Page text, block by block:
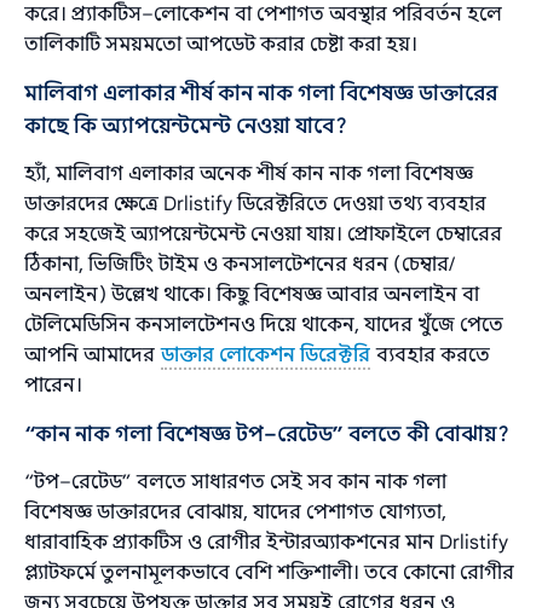
করে। প্র্যাকটিস–লোকেশন বা পেশাগত অবস্থার পরিবর্তন হলে
তালিকাটি সময়মতো আপডেট করার চেষ্টা করা হয়।
মালিবাগ এলাকার শীর্ষ কান নাক গলা বিশেষজ্ঞ ডাক্তারের
কাছে কি অ্যাপয়েন্টমেন্ট নেওয়া যাবে?
হ্যাঁ, মালিবাগ এলাকার অনেক শীর্ষ কান নাক গলা বিশেষজ্ঞ
ডাক্তারদের ক্ষেত্রে Drlistify ডিরেক্টরিতে দেওয়া তথ্য ব্যবহার
করে সহজেই অ্যাপয়েন্টমেন্ট নেওয়া যায়। প্রোফাইলে চেম্বারের
ঠিকানা, ভিজিটিং টাইম ও কনসালটেশনের ধরন (চেম্বার/
অনলাইন) উল্লেখ থাকে। কিছু বিশেষজ্ঞ আবার অনলাইন বা
টেলিমেডিসিন কনসালটেশনও দিয়ে থাকেন, যাদের খুঁজে পেতে
আপনি আমাদেরডাক্তার লোকেশন ডিরেক্টরি ব্যবহার করতে
পারেন।
“কান নাক গলা বিশেষজ্ঞ টপ–রেটেড” বলতে কী বোঝায়?
“টপ–রেটেড” বলতে সাধারণত সেই সব কান নাক গলা
বিশেষজ্ঞ ডাক্তারদের বোঝায়, যাদের পেশাগত যোগ্যতা,
ধারাবাহিক প্র্যাকটিস ও রোগীর ইন্টারঅ্যাকশনের মান Drlistify
প্ল্যাটফর্মে তুলনামূলকভাবে বেশি শক্তিশালী। তবে কোনো রোগীর